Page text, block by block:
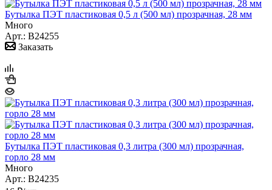
Бутылка ПЭТ пластиковая 0,5 л (500 мл) прозрачная, 28 мм
Много
Арт.: B24255
Заказать
Бутылка ПЭТ пластиковая 0,3 литра (300 мл) прозрачная,
горло 28 мм
Много
Арт.: B24235